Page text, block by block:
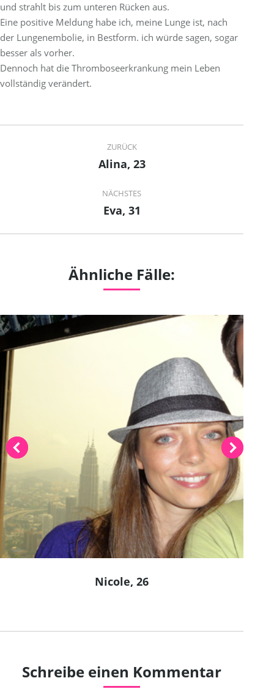
und strahlt bis zum unteren Rücken aus.
Eine positive Meldung habe ich, meine Lunge ist, nach
der Lungenembolie, in Bestform. ich würde sagen, sogar
besser als vorher.
Dennoch hat die Thromboseerkrankung mein Leben
vollständig verändert.
navigation
ZURÜCK
Previous
Alina, 23
NÄCHSTES
Next
Eva, 31
Ähnliche Fälle:
Nicole, 26
Schreibe einen Kommentar